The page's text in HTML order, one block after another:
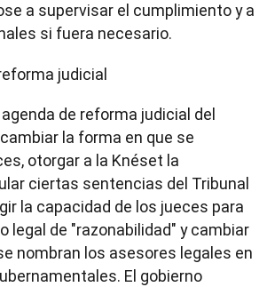
a supervisar el cumplimiento y a
si fuera necesario.
judicial
de reforma judicial del
la forma en que se
otorgar a la Knéset la
ciertas sentencias del Tribunal
la capacidad de los jueces para
legal de "razonabilidad" y cambiar
nombran los asesores legales en
El gobierno